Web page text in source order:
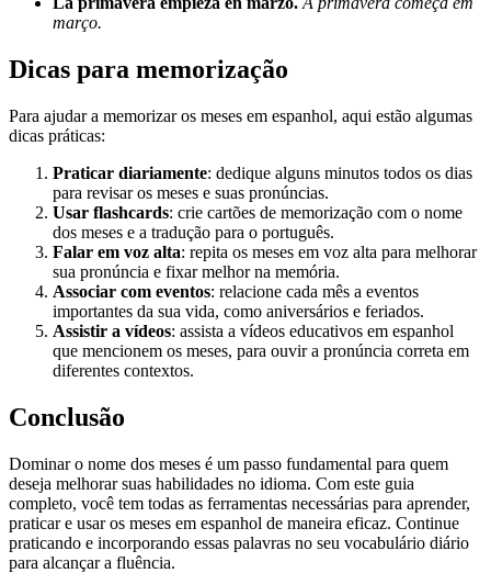
março.
Dicas para memorização
Para ajudar a memorizar os meses em espanhol, aqui estão algumas
dicas práticas:
Praticar diariamente: dedique alguns minutos todos os dias
para revisar os meses e suas pronúncias.
Usar flashcards: crie cartões de memorização com o nome
dos meses e a tradução para o português.
Falar em voz alta: repita os meses em voz alta para melhorar
sua pronúncia e fixar melhor na memória.
Associar com eventos: relacione cada mês a eventos
importantes da sua vida, como aniversários e feriados.
Assistir a vídeos: assista a vídeos educativos em espanhol
que mencionem os meses, para ouvir a pronúncia correta em
diferentes contextos.
Conclusão
Dominar o nome dos meses é um passo fundamental para quem
deseja melhorar suas habilidades no idioma. Com este guia
completo, você tem todas as ferramentas necessárias para aprender,
praticar e usar os meses em espanhol de maneira eficaz. Continue
praticando e incorporando essas palavras no seu vocabulário diário
para alcançar a fluência.